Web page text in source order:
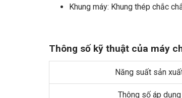
Khung máy: Khung thép chắc
Thông số kỹ thuật của máy
Năng suất sản
Thông số áp dụng